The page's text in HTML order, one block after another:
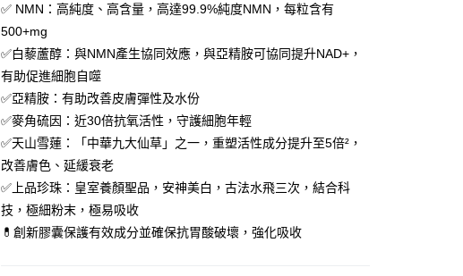
送貨方式
順豐自助櫃
每筆HK$50.00，滿HK$350.00或以上免運費
順豐站/ 順豐營業點取件
每筆HK$50.00，滿HK$350.00或以上免運費
辦公室/住宅地址直送 (經順豐速運)
✅ NMN：高純度、高含量，高達99.9%純度NMN，每粒含有
500+mg
✅白藜蘆醇：與NMN產生協同效應，與亞精胺可協同提升NAD+，
有助促進細胞自噬
✅亞精胺：有助改善皮膚彈性及水份
✅麥角硫因：近30倍抗氧活性，守護細胞年輕
✅天山雪蓮：「中華九大仙草」之一，重塑活性成分提升至5倍²，
改善膚色、延緩衰老
✅上品珍珠：皇室養顏聖品，安神美白，古法水飛三次，結合科
技，極細粉末，極易吸收
💊創新膠囊保護有效成分並確保抗胃酸破壞，強化吸收